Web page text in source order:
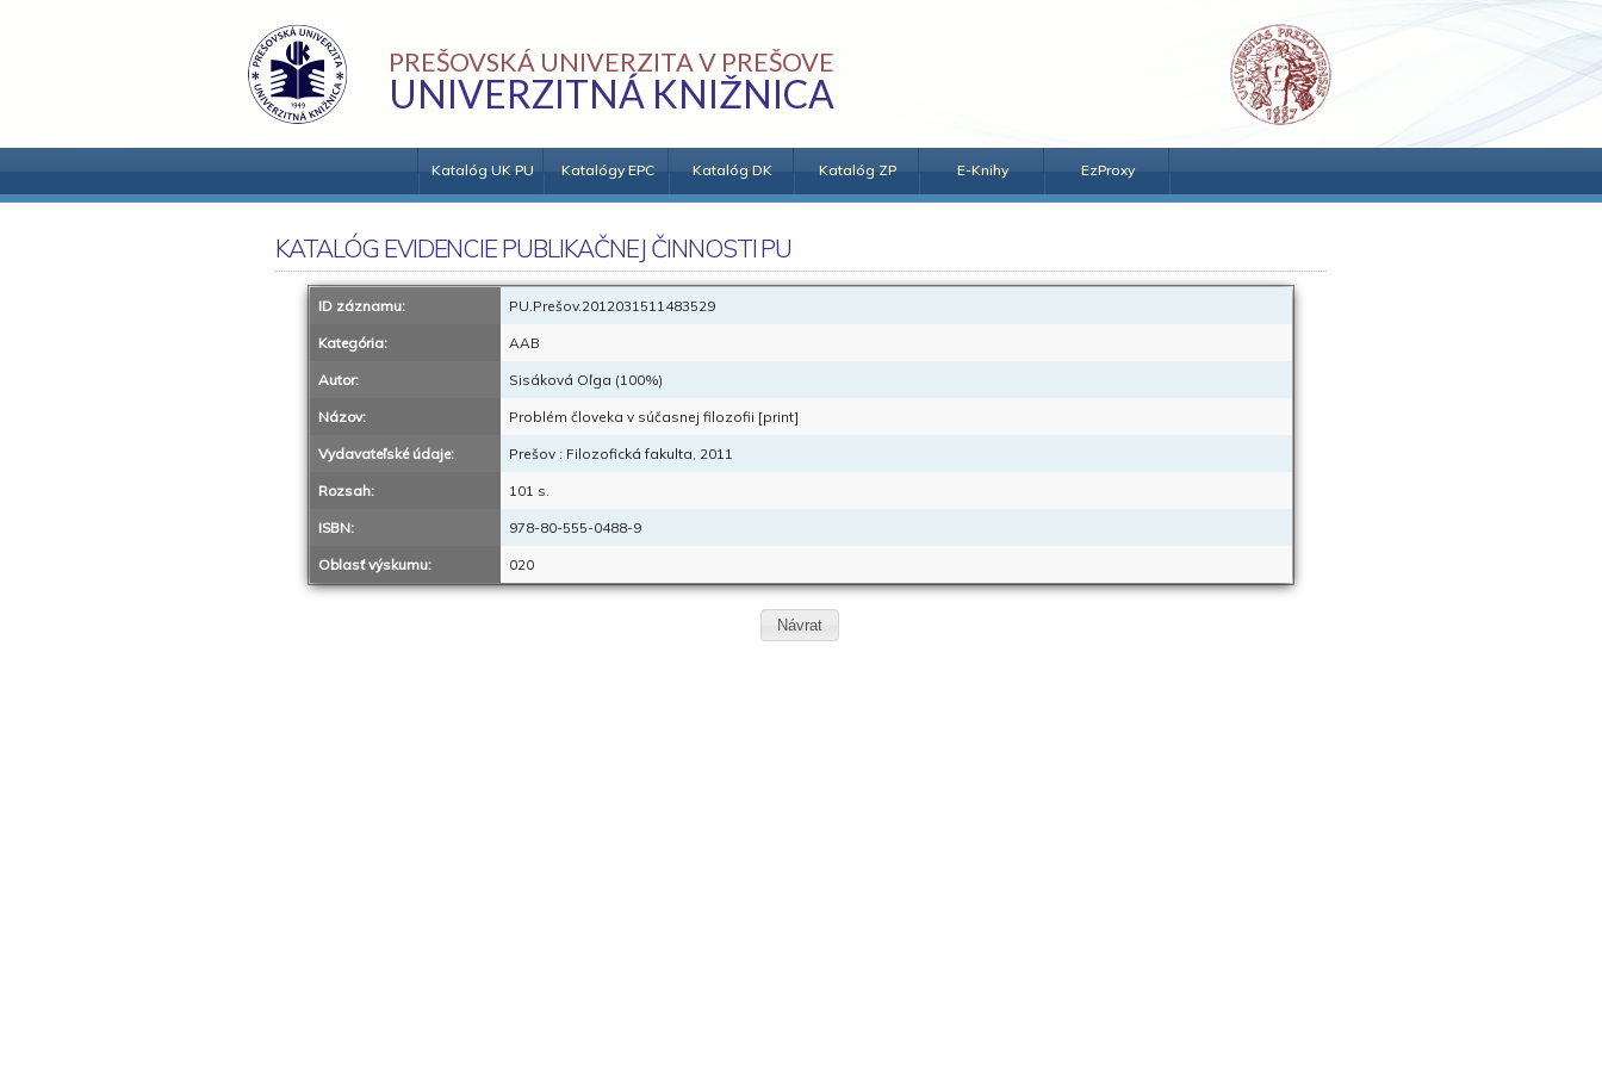
PREŠOVSKÁ UNIVERZITA V PREŠOVE
UNIVERZITNÁ KNIŽNICA
Katalóg UK PU Katalógy EPC Katalóg DK Katalóg ZP E-Knihy EzProxy
KATALÓG EVIDENCIE PUBLIKAČNEJ ČINNOSTI PU
ID záznamu: PU.Prešov.2012031511483529
Kategória: AAB
Autor: Sisáková Oľga (100%)
Názov: Problém človeka v súčasnej filozofii [print]
Vydavateľské údaje: Prešov : Filozofická fakulta, 2011
Rozsah: 101 s.
ISBN: 978-80-555-0488-9
Oblasť výskumu: 020